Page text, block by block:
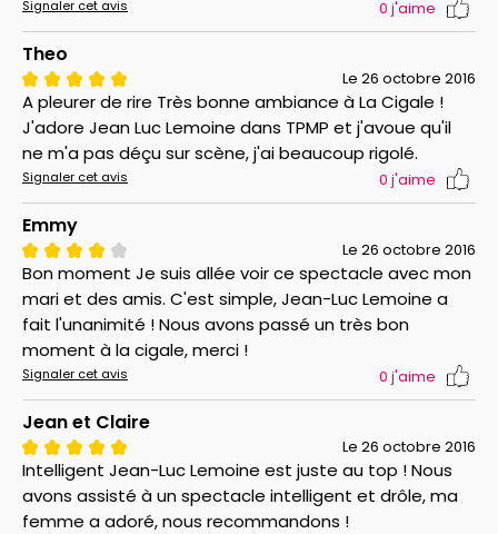
inquiétant, Jean-Luc Lemoine au naturel et Lemoine
Man Show.
Ce touche-à-tout, à la fois comédien, humoriste et
chroniqueur, est également acteur de cinéma et
scénariste à ses heures. Le public a notamment pu le
voir sur grand écran dans Un homme et son chien de
Francis Huster, sorti en 2009, et dans Un bébé pour
mes 40 ans de Pierre Joassin (2010). L'homme de
scène a également écrit quelques scénarios dont
Recto/Verso, adaptation cinématographique de Mon
colocataire est une merde, sortie en 1999.
---------------------------------------------------
---------------------------------------------------
Jusqu'au 13 février 2016, ne ratez pas Jean-Luc
Lemoine à l'Apollo Théâtredans son spectacleSi
vous avez manqué le début...! :cliquez ici.
Signaler cet avis 0 j'aime
Theo
Le 26 octobre 2016
A pleurer de rire Très bonne ambiance à La Cigale !
J'adore Jean Luc Lemoine dans TPMP et j'avoue qu'il
ne m'a pas déçu sur scène, j'ai beaucoup rigolé.
Signaler cet avis 0 j'aime
Emmy
Le 26 octobre 2016
Bon moment Je suis allée voir ce spectacle avec mon
mari et des amis. C'est simple, Jean-Luc Lemoine a
fait l'unanimité ! Nous avons passé un très bon
moment à la cigale, merci !
Signaler cet avis 0 j'aime
Jean et Claire
Le 26 octobre 2016
Intelligent Jean-Luc Lemoine est juste au top ! Nous
avons assisté à un spectacle intelligent et drôle, ma
femme a adoré, nous recommandons !